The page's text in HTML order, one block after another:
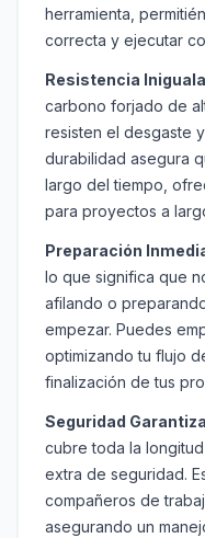
herramienta,
correcta y ejecutar
Resistencia
carbono forjado de
resisten el desgaste
durabilidad asegura
largo del tiempo,
para proyectos a
Preparación
lo que significa que
afilando o
empezar. Puedes
optimizando tu flujo
finalización de tus
Seguridad
cubre toda la
extra de seguridad.
compañeros de
asegurando un